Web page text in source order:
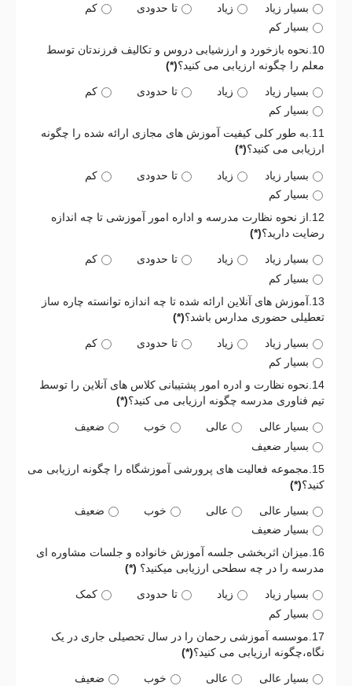
بسیار زیاد زیاد تا حدودی
کم
بسیار کم
10.نحوه بازخورد و ارزشیابی دروس و تکالیف فرزندتان توسط
معلم را چگونه ارزیابی می کنید؟(*)
بسیار زیاد زیاد تا حدودی
کم
بسیار کم
11.به طور کلی کیفیت آموزش های مجازی ارائه شده را چگونه
ارزیابی می کنید؟(*)
بسیار زیاد زیاد تا حدودی
کم
بسیار کم
12.از نحوه نظارت مدرسه و اداره امور آموزشی تا چه اندازه
رضایت دارید؟(*)
بسیار زیاد زیاد تا حدودی
کم
بسیار کم
13.آموزش های آنلاین ارائه شده تا چه اندازه توانسته چاره ساز
تعطیلی حضوری مدارس باشد؟(*)
بسیار زیاد زیاد تا حدودی
کم
بسیار کم
14.نحوه نظارت و ادره امور پشتیبانی کلاس های آنلاین را توسط
تیم فناوری مدرسه چگونه ارزیابی می کنید؟(*)
بسیار عالی عالی خوب
ضعیف
بسیار ضعیف
15.مجموعه فعالیت های پرورشی آموزشگاه را چگونه ارزیابی می
کنید؟(*)
بسیار عالی عالی خوب
ضعیف
بسیار ضعیف
16.میزان اثربخشی جلسه آموزش خانواده و جلسات مشاوره ای
مدرسه را در چه سطحی ارزیابی میکنید؟ (*)
بسیار زیاد زیاد تا حدودی
کمک
بسیار کم
17.موسسه آموزشی رحمان را در سال تحصیلی جاری در یک
نگاه،چگونه ارزیابی می کنید؟(*)
بسیار عالی عالی خوب ضعیف